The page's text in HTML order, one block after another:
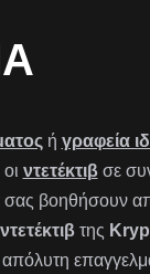
ή γραφεία
ντετέκτιβσε
βοηθήσουν
ντετέκτιβτης